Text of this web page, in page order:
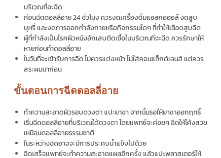
บริเวณที่จะฉีด
ก่อนฉีดดอลลี่อาย24 ชั่วโมง ควรงดเครื่องดื่มแอลกอฮอล์ งดสูบ
บุหรี่ และงดการออกกำลังกายหรือกิจกรรมใดๆ ที่ทำให้เลือดสูบฉีด
ผู้ที่กำลังเป็นโรคผิวหนังอักเสบติดเชื้อในบริเวณที่จะฉีด ควรรักษาให้
หายก่อนทำดอลลี่อาย
ในวันที่จะเข้ารับการฉีด ไม่ควรแต่งหน้า ไม่ใส่คอนแท็กต์เลนส์ แต่ควร
สระผมมาก่อน
ขั้นตอนการฉีดดอลลี่อาย
ทำความสะอาดผิวรอบดวงตา แปะยาชา จากนั้นรอให้ยาชาออกฤทธิ์
เริ่มฉีดดอลลี่อายที่บริเวณใต้ดวงตา โดยแพทย์จะค่อยๆ ฉีดให้โค้งสวย
เหมือนดอลลี่อายธรรมชาติ
ในระหว่างฉีดอาจจะมีการประคบน้ำแข็งไปด้วย
ฉีดเสร็จแพทย์จะทำความสะอาดแผลอีกครั้ง แล้วแปะพลาสเตอร์ให้